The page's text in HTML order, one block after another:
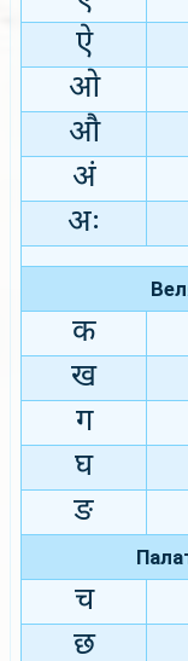
ऐ
ओ
औ
अं
अः
क
ख
ग
घ
ङ
च
छ